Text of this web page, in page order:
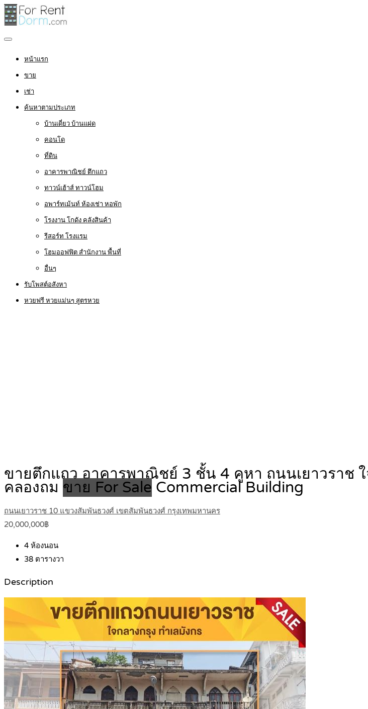
หน้าแรก
ขาย
เช่า
ค้นหาตามประเภท
บ้านเดี่ยว บ้านแฝด
คอนโด
ที่ดิน
อาคารพาณิชย์ ตึกแถว
ทาวน์เฮ้าส์ ทาวน์โฮม
อพาร์ทเม้นท์ ห้องเช่า หอพัก
โรงงาน โกดัง คลังสินค้า
รีสอร์ท โรงแรม
โฮมออฟฟิต สำนักงาน พื้นที่
อื่นๆ
รับโพสต์อสังหา
หวยฟรี หวยแม่นๆ สูตรหวย
ขายตึกแถว อาคารพาณิชย์ 3 ชั้น 4 คูหา ถนนเยาวราช ใ
คลองถม ขาย For Sale Commercial Building
ถนนเยาวราช 10 แขวงสัมพันธวงศ์ เขตสัมพันธวงศ์ กรุงเทพมหานคร
20,000,000฿
4 ห้องนอน
38 ตารางวา
Description